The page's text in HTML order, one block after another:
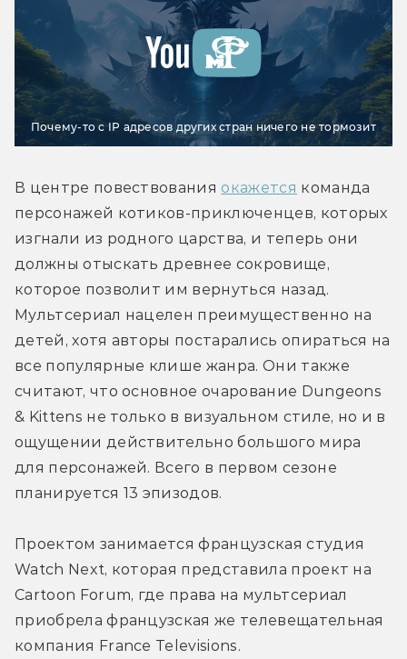
Почему-то с IP адресов других стран ничего не тормозит
В центре повествования окажется команда
персонажей котиков-приключенцев, которых
изгнали из родного царства, и теперь они
должны отыскать древнее сокровище,
которое позволит им вернуться назад.
Мультсериал нацелен преимущественно на
детей, хотя авторы постарались опираться на
все популярные клише жанра. Они также
считают, что основное очарование Dungeons
& Kittens не только в визуальном стиле, но и в
ощущении действительно большого мира
для персонажей. Всего в первом сезоне
планируется 13 эпизодов.
Проектом занимается французская студия
Watch Next, которая представила проект на
Cartoon Forum, где права на мультсериал
приобрела французская же телевещательная
компания France Televisions.